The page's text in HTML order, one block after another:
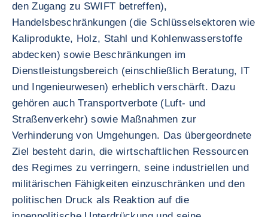
den Zugang zu SWIFT betreffen),
Handelsbeschränkungen (die Schlüsselsektoren wie
Kaliprodukte, Holz, Stahl und Kohlenwasserstoffe
abdecken) sowie Beschränkungen im
Dienstleistungsbereich (einschließlich Beratung, IT
und Ingenieurwesen) erheblich verschärft. Dazu
gehören auch Transportverbote (Luft- und
Straßenverkehr) sowie Maßnahmen zur
Verhinderung von Umgehungen. Das übergeordnete
Ziel besteht darin, die wirtschaftlichen Ressourcen
des Regimes zu verringern, seine industriellen und
militärischen Fähigkeiten einzuschränken und den
politischen Druck als Reaktion auf die